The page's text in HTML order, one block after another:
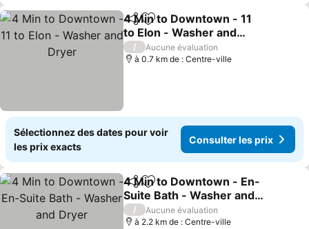
PartagerAjouter à mes favoris
4 Min to Downtown - 11
to Elon - Washer and
Dryer
/
Aucune évaluation
à 0.7 km de : Centre-ville
Sélectionnez des dates pour voir
les prix exacts
Consulter les prix
PartagerAjouter à mes favoris
4 Min to Downtown - En-
Suite Bath - Washer and
Dryer
/
Aucune évaluation
à 2.2 km de : Centre-ville